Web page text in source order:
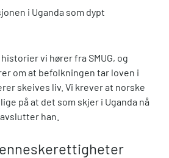
i Uganda som dypt
vi hører fra SMUG, og
om at befolkningen tar loven i
skeives liv. Vi krever at norske
på at det som skjer i Uganda nå
han.